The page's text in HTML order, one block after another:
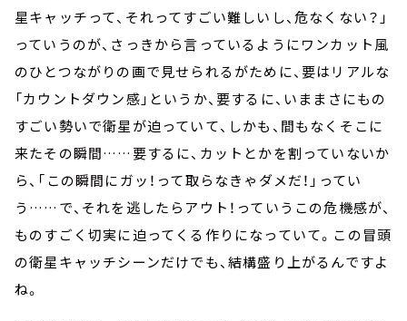
星キャッチって、それってすごい難しいし、危なくない？」
っていうのが、さっきから言っているようにワンカット風
のひとつながりの画で見せられるがために、要はリアルな
「カウントダウン感」というか、要するに、いままさにもの
すごい勢いで衛星が迫っていて、しかも、間もなくそこに
来たその瞬間……要するに、カットとかを割っていないか
ら、「この瞬間にガッ！って取らなきゃダメだ！」ってい
う……で、それを逃したらアウト！っていうこの危機感が、
ものすごく切実に迫ってくる作りになっていて。この冒頭
の衛星キャッチシーンだけでも、結構盛り上がるんですよ
ね。